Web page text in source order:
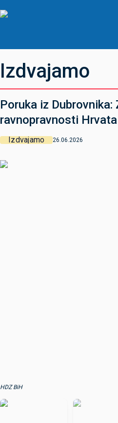
Izdvajamo
Poruka iz
ravnopravnosti Hrvata
Izdvajamo 26.06.2026
HDZ BiH